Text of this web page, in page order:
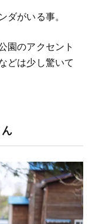
ダがいる事。
園のアクセント
どは少し驚いて